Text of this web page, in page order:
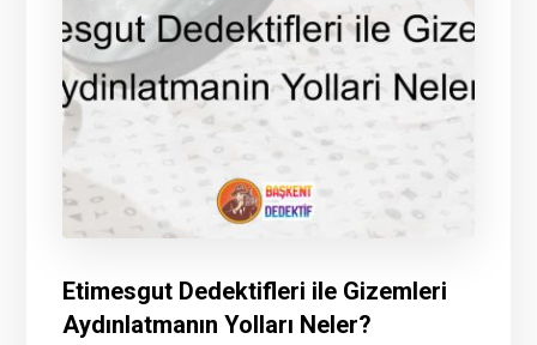
Etimesgut Dedektifleri ile Gizemleri
Aydınlatmanın Yolları Neler?